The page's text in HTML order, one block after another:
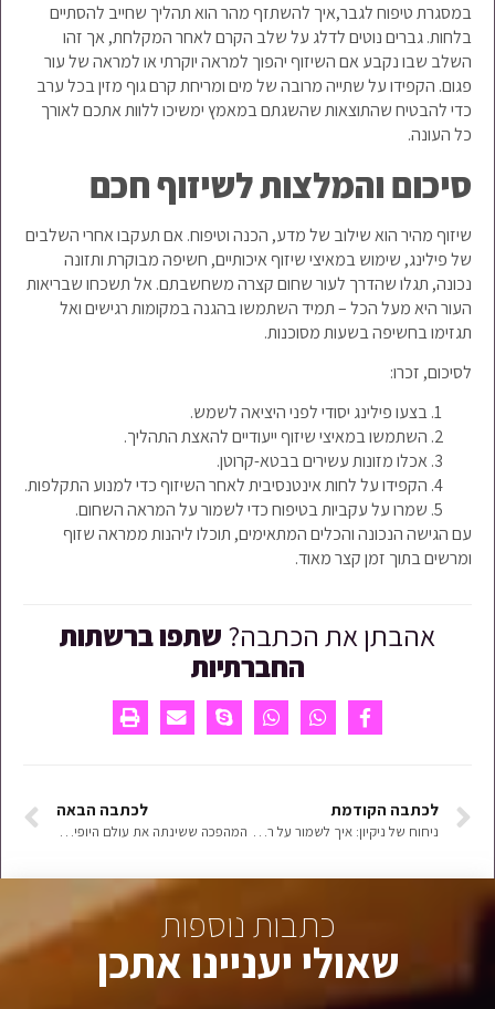
במסגרת טיפוח לגבר,איך להשתזף מהר הוא תהליך שחייב להסתיים
בלחות. גברים נוטים לדלג על שלב הקרם לאחר המקלחת, אך זהו
השלב שבו נקבע אם השיזוף יהפוך למראה יוקרתי או למראה של עור
פגום. הקפידו על שתייה מרובה של מים ומריחת קרם גוף מזין בכל ערב
כדי להבטיח שהתוצאות שהשגתם במאמץ ימשיכו ללוות אתכם לאורך
כל העונה.
סיכום והמלצות לשיזוף חכם
שיזוף מהיר הוא שילוב של מדע, הכנה וטיפוח. אם תעקבו אחרי השלבים
של פילינג, שימוש במאיצי שיזוף איכותיים, חשיפה מבוקרת ותזונה
נכונה, תגלו שהדרך לעור שחום קצרה משחשבתם. אל תשכחו שבריאות
העור היא מעל הכל – תמיד השתמשו בהגנה במקומות רגישים ואל
תגזימו בחשיפה בשעות מסוכנות.
לסיכום, זכרו:
בצעו פילינג יסודי לפני היציאה לשמש.
השתמשו במאיצי שיזוף ייעודיים להאצת התהליך.
אכלו מזונות עשירים בבטא-קרוטן.
הקפידו על לחות אינטנסיבית לאחר השיזוף כדי למנוע התקלפות.
שמרו על עקביות בטיפוח כדי לשמור על המראה השחום.
עם הגישה הנכונה והכלים המתאימים, תוכלו ליהנות ממראה שזוף
ומרשים בתוך זמן קצר מאוד.
אהבתן את הכתבה? שתפו ברשתות
החברתיות
לכתבה הקודמת
ניחוח של ניקיון: איך לשמור על רעננות מתמדת בחלל הרחצה והבית?
לכתבה הבאה
המהפכה ששינתה את עולם היופי: כל מה שצריך לדעת על קוסמטיקה קוריאנית והסוד לעור מושלם
כתבות נוספות
שאולי יעניינו אתכן